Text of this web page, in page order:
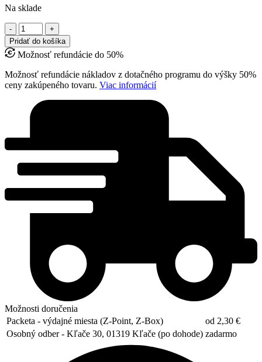
Na sklade
množstvo
Piest
na
značenie
matiek,
bočný
otvor,
Pridať do košíka
Možnosť refundácie do 50%
Možnosť refundácie nákladov z dotačného programu do výšky 50%
ceny zakúpeného tovaru. Viac informácií
Možnosti doručenia
Packeta - výdajné miesta (Z-Point, Z-Box)
od 2,30 €
Osobný odber - Kľače 30, 01319 Kľače (po dohode) zadarmo